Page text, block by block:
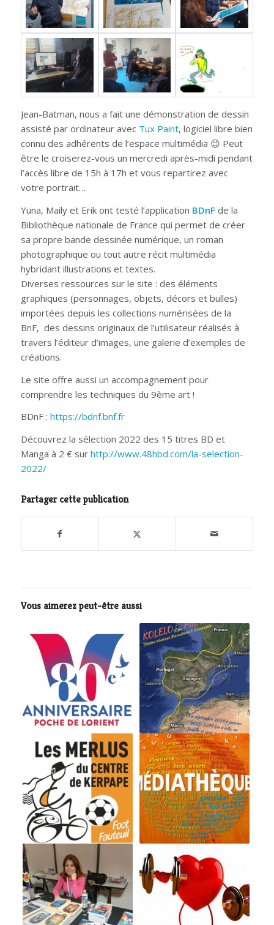
Jean-Batman, nous a fait une démonstration de dessin
assisté par ordinateur avec Tux Paint, logiciel libre bien
connu des adhérents de l’espace multimédia 😉 Peut
être le croiserez-vous un mercredi après-midi pendant
l’accès libre de 15h à 17h et vous repartirez avec
votre portrait…
Yuna, Maily et Erik ont testé l’application BDnF de la
Bibliothèque nationale de France qui permet de créer
sa propre bande dessinée numérique, un roman
photographique ou tout autre récit multimédia
hybridant illustrations et textes.
Diverses ressources sur le site : des éléments
graphiques (personnages, objets, décors et bulles)
importées depuis les collections numérisées de la
BnF, des dessins originaux de l’utilisateur réalisés à
travers l’éditeur d’images, une galerie d’exemples de
créations.
Le site offre aussi un accompagnement pour
comprendre les techniques du 9ème art !
BDnF : https://bdnf.bnf.fr
Découvrez la sélection 2022 des 15 titres BD et
Manga à 2 € sur http://www.48hbd.com/la-selection-
2022/
Partager cette publication
Vous aimerez peut-être aussi